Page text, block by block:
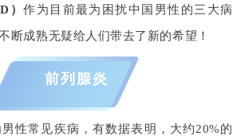
）作为目前最为困扰中国男性的三大病
断成熟无疑给人们带去了新的希望！
前列腺炎
性常见疾病，有数据表明，大约20%的